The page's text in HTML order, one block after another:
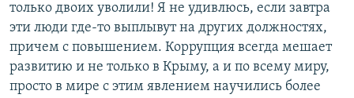
только двоих уволили! Я не удивлюсь, если завтра
эти люди где-то выплывут на других должностях,
причем с повышением. Коррупция всегда мешает
развитию и не только в Крыму, а и по всему миру,
просто в мире с этим явлением научились более